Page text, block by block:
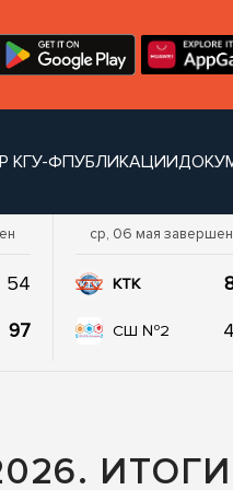
КГУ-ФПУБЛИКАЦИИ
54
97
ср, 06 мая завершен
КТК
СШ №2
ИТОГИ